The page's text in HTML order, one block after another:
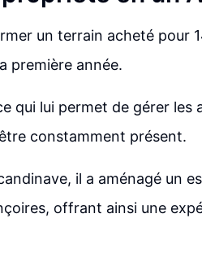
un terrain acheté pour
première année.
qui lui permet de gérer les
constamment présent.
il a aménagé un
offrant ainsi une